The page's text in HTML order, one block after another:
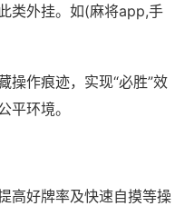
类外挂。如(麻将app,手
操作痕迹，实现“必胜”效
环境。
高好牌率及快速自摸等操